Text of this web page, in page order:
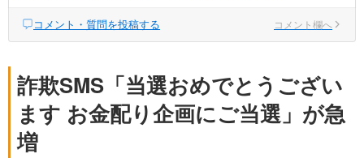
コメント・質問を投稿する コメント欄へ
詐欺SMS「当選おめでとうござい
ます お金配り企画にご当選」が急
増